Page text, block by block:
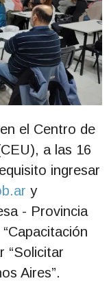
el Centro de
a las 16
ingresar
y
- Provincia
“Solicitar
Aires”.